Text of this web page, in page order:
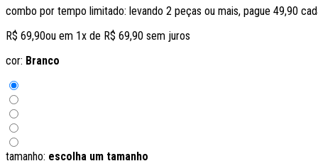
combo por tempo limitado: levando 2 peças ou mais, pague 49,90
R$ 69,90ou em 1x de R$ 69,90 sem juros
cor: Branco
tamanho: escolha um tamanho